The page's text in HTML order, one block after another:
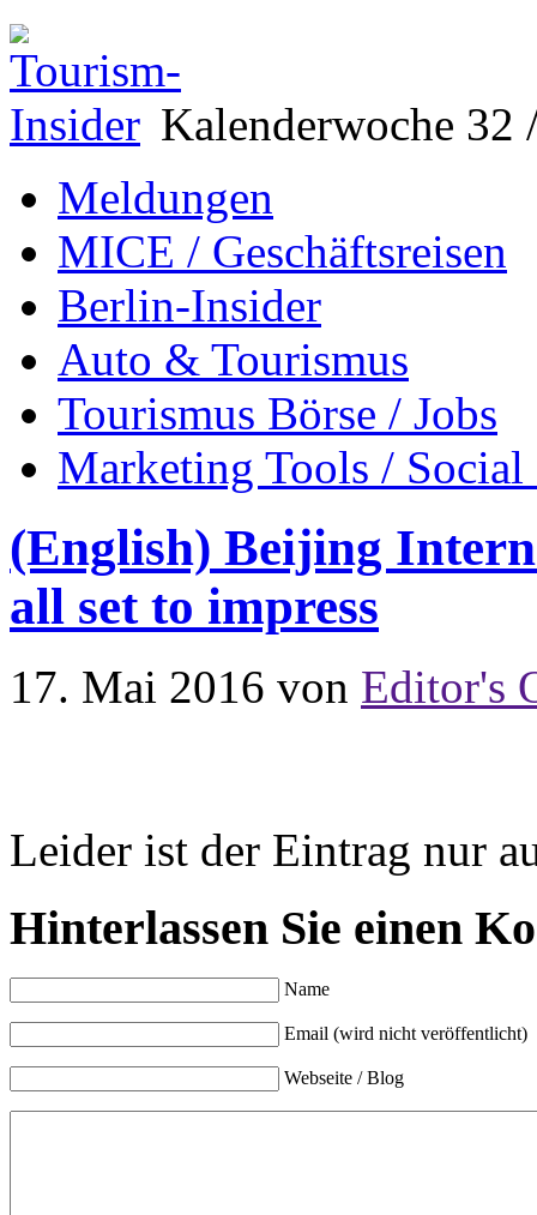
Kalenderwoche 32
Meldungen
MICE / Geschäftsreisen
Berlin-Insider
Auto & Tourismus
Tourismus Börse / Jobs
Marketing Tools /
(English) Beijing
all set to impress
17. Mai 2016 von Editor's
Leider ist der Eintrag nur
Hinterlassen Sie einen
Name
Email (wird nicht veröffentlicht)
Webseite / Blog